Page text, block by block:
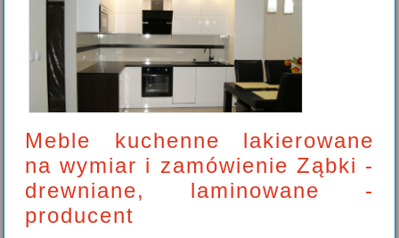
Meble kuchenne lakierowane
na wymiar i zamówienie Ząbki -
drewniane, laminowane -
producent